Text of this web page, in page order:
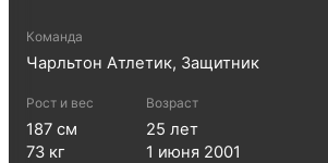
Команда
Чарльтон Атлетик, Защитник
Рост и вес
187 см
73 кг
Возраст
25 лет
1 июня 2001